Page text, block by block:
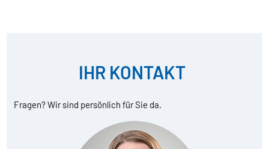
IHR KONTAKT
Fragen? Wir sind persönlich für Sie da.